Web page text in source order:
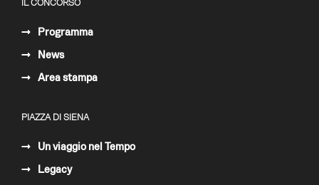
IL CONCORSO
Programma
News
Area stampa
PIAZZA DI SIENA
Un viaggio nel Tempo
Legacy